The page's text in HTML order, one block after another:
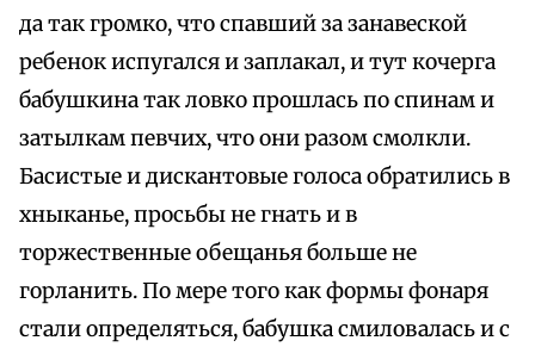
да так громко, что спавший за занавеской
ребенок испугался и заплакал, и тут кочерга
бабушкина так ловко прошлась по спинам и
затылкам певчих, что они разом смолкли.
Басистые и дискантовые голоса обратились в
хныканье, просьбы не гнать и в
торжественные обещанья больше не
горланить. По мере того как формы фонаря
стали определяться, бабушка смиловалась и с